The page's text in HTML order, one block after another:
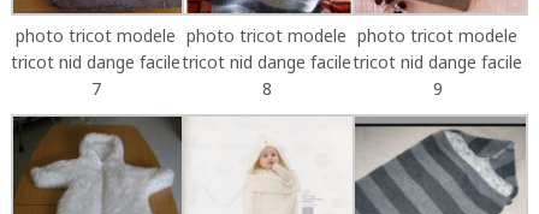
photo tricot modele
tricot nid dange facile
7
photo tricot modele
tricot nid dange facile
8
photo tricot modele
tricot nid dange facile
9